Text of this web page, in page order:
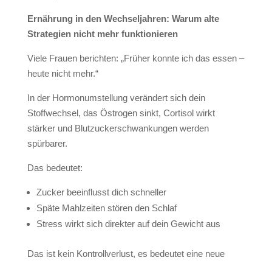
Ernährung in den Wechseljahren: Warum alte
Strategien nicht mehr funktionieren
Viele Frauen berichten: „Früher konnte ich das essen –
heute nicht mehr.“
In der Hormonumstellung verändert sich dein
Stoffwechsel, das Östrogen sinkt, Cortisol wirkt
stärker und Blutzuckerschwankungen werden
spürbarer.
Das bedeutet:
Zucker beeinflusst dich schneller
Späte Mahlzeiten stören den Schlaf
Stress wirkt sich direkter auf dein Gewicht aus
Das ist kein Kontrollverlust, es bedeutet eine neue